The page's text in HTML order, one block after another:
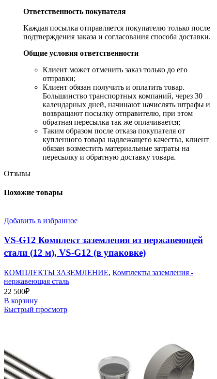
Ответственность покупателя
Каждая посылка отправляется покупателю только после
подтверждения заказа и согласования способа доставки.
Общие условия ответственности
​Клиент может отменить заказ только до его
отправки;
​Клиент обязан получить и оплатить товар.
Большинство транспортных компаний, через 30
календарных дней, начинают начислять штрафы и
возвращают посылку отправителю, при этом
обратная пересылка так же оплачивается;
​Таким образом после отказа покупателя от
купленного товара надлежащего качества, клиент
обязан возместить материальные затраты на
пересылку и обратную доставку товара.
Отзывы
Похожие товары
Добавить в избранное
VS-G12 Комплект заземления из нержавеющей
стали (12 м), VS-G12 (в упаковке)
КОМПЛЕКТЫ ЗАЗЕМЛЕНИЕ, Комплекты заземления -
нержавеющая сталь
22 500₽
В корзину
Быстрый просмотр